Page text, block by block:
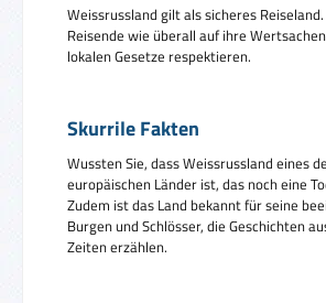
Weissrussland gilt als sicheres
Reisende wie überall auf ihre
lokalen Gesetze respektieren.
Skurrile Fakten
Wussten Sie, dass Weissrussland eines
europäischen Länder ist, das noch eine
Zudem ist das Land bekannt für seine
Burgen und Schlösser, die Geschichten
Zeiten erzählen.